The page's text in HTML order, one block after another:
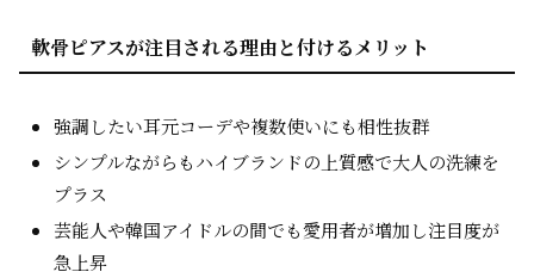
軟骨ピアスが注目される理由と付けるメリット
強調したい耳元コーデや複数使いにも相性抜群
シンプルながらもハイブランドの上質感で大人の洗練を
プラス
芸能人や韓国アイドルの間でも愛用者が増加し注目度が
急上昇